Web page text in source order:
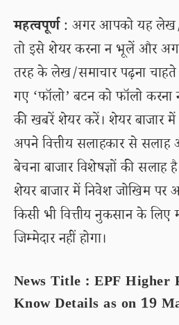
महत्वपूर्ण: अगर आपको यह लेख/
तो इसे शेयर करना न भूलें और
तरह के लेख/समाचार पढ़ना चाहते
गए ‘फॉलो’ बटन को फॉलो करना
की खबरें शेयर करें। शेयर बाजार
अपने वित्तीय सलाहकार से
बेचना बाजार विशेषज्ञों की
शेयर बाजार में निवेश जोखिम पर
किसी भी वित्तीय नुकसान के लिए
जिम्मेदार नहीं होगा।
News Title : EPF Higher
Know Details as on 19